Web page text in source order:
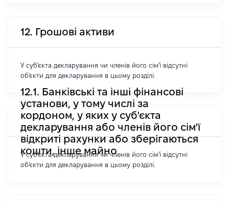
12. Грошові активи
У суб'єкта декларування чи членів його сім'ї відсутні
об'єкти для декларування в цьому розділі.
12.1. Банківські та інші фінансові
установи, у тому числі за
кордоном, у яких у суб'єкта
декларування або членів його сім'ї
відкриті рахунки або зберігаються
кошти, інше майно
У суб'єкта декларування чи членів його сім'ї відсутні
об'єкти для декларування в цьому розділі.